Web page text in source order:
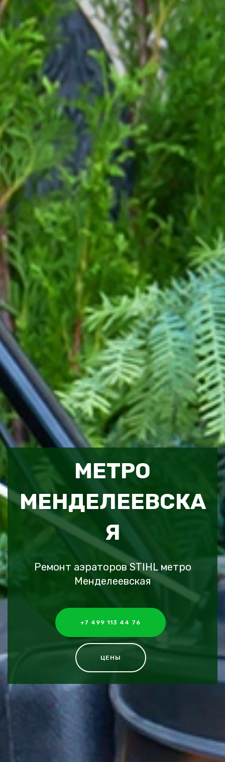
МЕТРО
МЕНДЕЛЕЕВСКА
Я
Ремонт аэраторов STIHL метро
Менделеевская
+7 499 113 44 76
ЦЕНЫ